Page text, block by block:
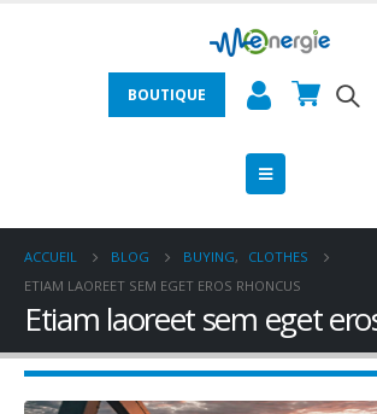
BOUTIQUE
ACCUEIL BLOG BUYING,
CLOTHES
ETIAM LAOREET SEM EGET EROS RHONCUS
Etiam laoreet sem eget